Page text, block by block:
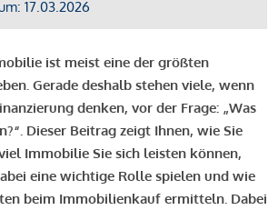
17.03.2026
ist meist eine der größten
Gerade deshalb stehen viele, wenn
denken, vor der Frage: „Was
Dieser Beitrag zeigt Ihnen, wie Sie
Immobilie Sie sich leisten können,
eine wichtige Rolle spielen und wie
beim Immobilienkauf ermitteln. Dabei